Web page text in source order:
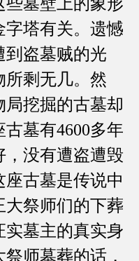
字塔有关。遗憾
到盗墓贼的光
所剩无几。然
局挖掘的古墓却
墓有4600多年
，没有遭盗遭毁
古墓是传说中
大祭师们的下葬
实墓主的真实身
师墓葬的话，